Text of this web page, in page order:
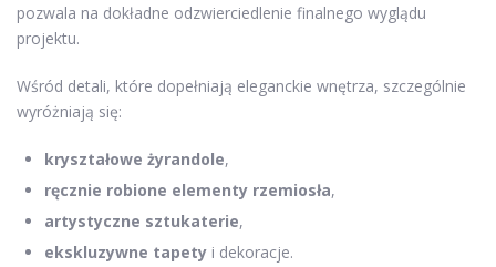
pozwala na dokładne odzwierciedlenie finalnego wyglądu
projektu.
Wśród detali, które dopełniają eleganckie wnętrza, szczególnie
wyróżniają się:
kryształowe żyrandole,
ręcznie robione elementy rzemiosła,
artystyczne sztukaterie,
ekskluzywne tapety i dekoracje.